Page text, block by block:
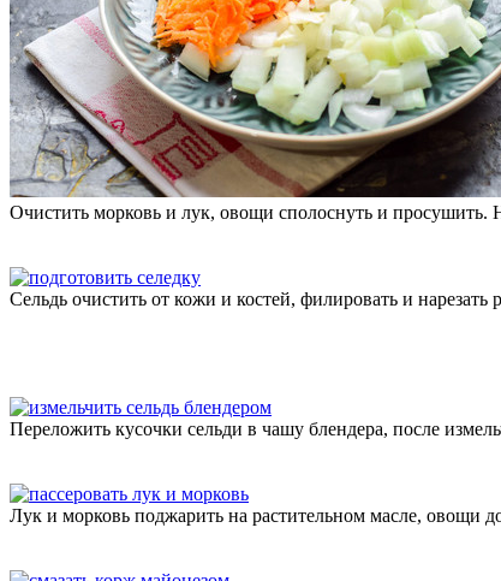
Очистить морковь и лук, овощи сполоснуть и просушить.
Сельдь очистить от кожи и костей, филировать и
Переложить кусочки сельди в чашу блендера, после
Лук и морковь поджарить на растительном масле,